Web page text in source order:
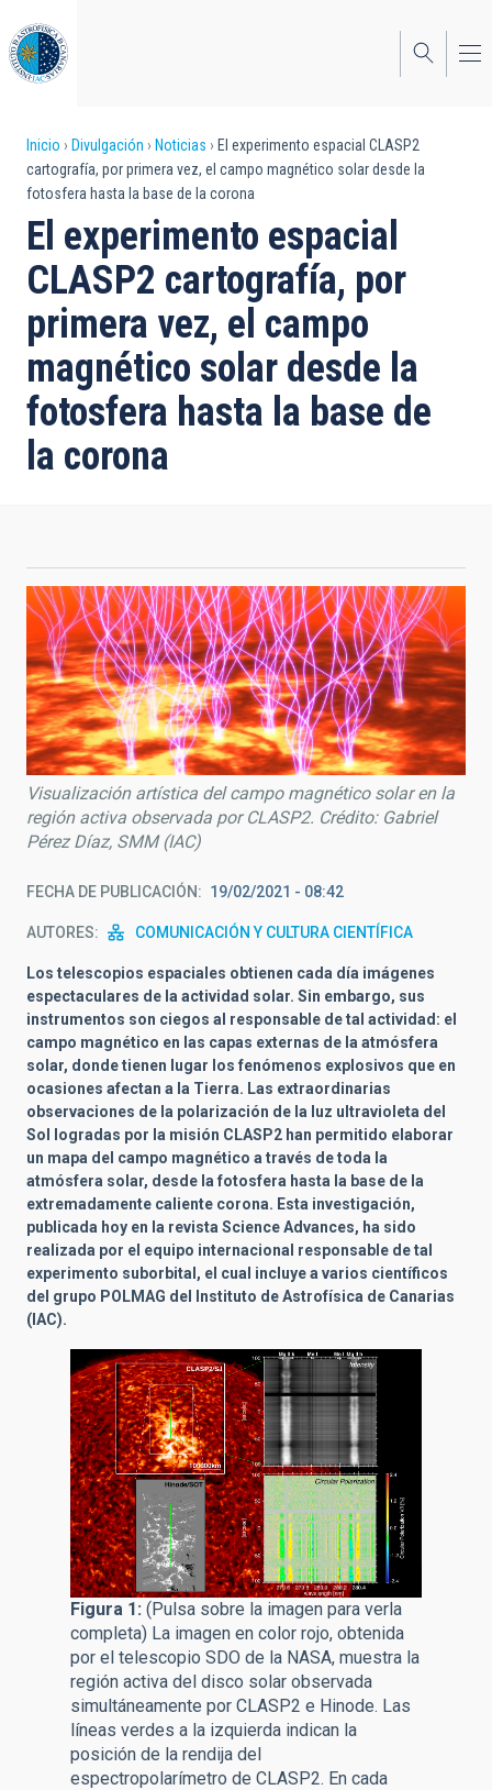
al
contenido
principal
Sobrescribir
enlaces
de
ayuda
a
la
navegación
Inicio Divulgación Noticias
El experimento espacial CLASP2
cartografía, por primera vez, el campo magnético solar desde la
fotosfera hasta la base de la corona
El experimento espacial
CLASP2 cartografía, por
primera vez, el campo
magnético solar desde la
fotosfera hasta la base de
la corona
Visualización artística del campo magnético solar en la
región activa observada por CLASP2. Crédito: Gabriel
Pérez Díaz, SMM (IAC)
FECHA DE PUBLICACIÓN 19/02/2021 - 08:42
AUTORES COMUNICACIÓN Y CULTURA CIENTÍFICA
Los telescopios espaciales obtienen cada día imágenes
espectaculares de la actividad solar. Sin embargo, sus
instrumentos son ciegos al responsable de tal actividad: el
campo magnético en las capas externas de la atmósfera
solar, donde tienen lugar los fenómenos explosivos que en
ocasiones afectan a la Tierra. Las extraordinarias
observaciones de la polarización de la luz ultravioleta del
Sol logradas por la misión CLASP2 han permitido elaborar
un mapa del campo magnético a través de toda la
atmósfera solar, desde la fotosfera hasta la base de la
extremadamente caliente corona. Esta investigación,
publicada hoy en la revista Science Advances, ha sido
realizada por el equipo internacional responsable de tal
experimento suborbital, el cual incluye a varios científicos
del grupo POLMAG del Instituto de Astrofísica de Canarias
(IAC).
Figura 1: (Pulsa sobre la imagen para verla
completa) La imagen en color rojo, obtenida
por el telescopio SDO de la NASA, muestra la
región activa del disco solar observada
simultáneamente por CLASP2 e Hinode. Las
líneas verdes a la izquierda indican la
posición de la rendija del
espectropolarímetro de CLASP2. En cada